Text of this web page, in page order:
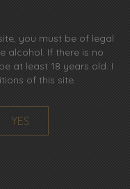
you must be of legal
alcohol. If there is no
at least 18 years old. I
of this site.
YES
on a family farm.
are: Pinot Meunier, Pinot